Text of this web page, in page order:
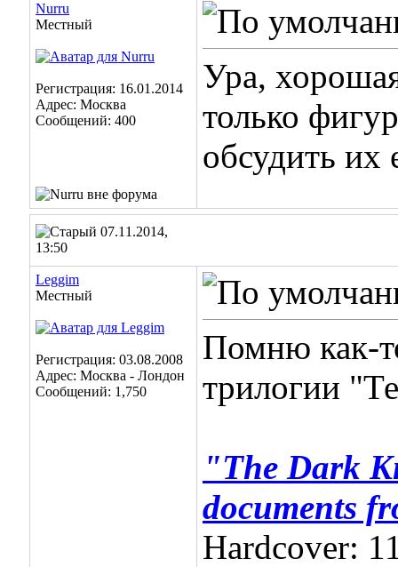
Nurru
Местный
Регистрация: 16.01.2014
Адрес: Москва
Сообщений: 400
Ура,
только
обсудить их
07.11.2014,
13:50
Leggim
Местный
Регистрация: 03.08.2008
Адрес: Москва - Лондон
Сообщений: 1,750
Помню как-
трилогии
"The Dark
documents
Hardcover: